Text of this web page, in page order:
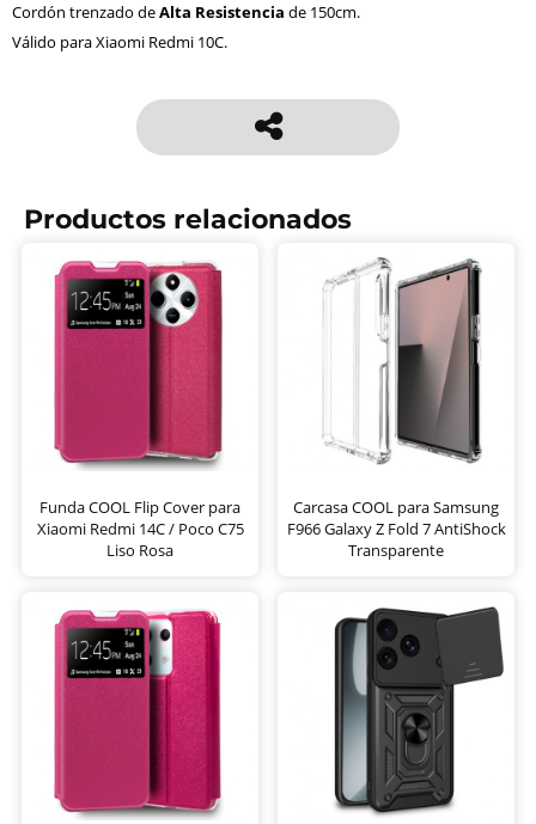
Cordón trenzado deAlta Resistencia de 150cm.
Válido para Xiaomi Redmi 10C.
Productos relacionados
Funda COOL Flip Cover para
Xiaomi Redmi 14C / Poco C75
Liso Rosa
Carcasa COOL para Samsung
F966 Galaxy Z Fold 7 AntiShock
Transparente